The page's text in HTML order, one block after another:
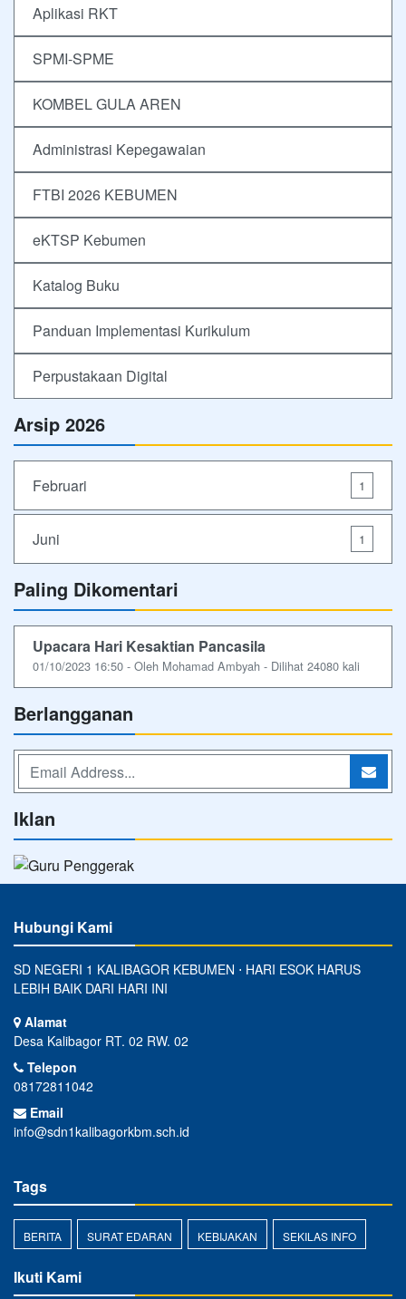
Aplikasi RKT
SPMI-SPME
KOMBEL GULA AREN
Administrasi Kepegawaian
FTBI 2026 KEBUMEN
eKTSP Kebumen
Katalog Buku
Panduan Implementasi Kurikulum
Perpustakaan Digital
Arsip 2026
Februari 1
Juni 1
Paling Dikomentari
Upacara Hari Kesaktian Pancasila
01/10/2023 16:50 - Oleh Mohamad Ambyah - Dilihat 24080 kali
Berlangganan
Iklan
Hubungi Kami
SD NEGERI 1 KALIBAGOR KEBUMEN ⋅ HARI ESOK HARUS
LEBIH BAIK DARI HARI INI
Alamat
Desa Kalibagor RT. 02 RW. 02
Telepon
08172811042
Email
info@sdn1kalibagorkbm.sch.id
Tags
BERITA SURAT EDARAN KEBIJAKAN SEKILAS INFO
Ikuti Kami